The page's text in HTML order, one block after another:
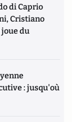
di Caprio
Cristiano
du
: jusqu'où